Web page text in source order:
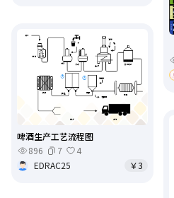
啤酒生产工艺流程图
896
7
4
EDRAC25
￥3